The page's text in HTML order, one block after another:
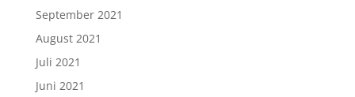
September 2021
August 2021
Juli 2021
Juni 2021